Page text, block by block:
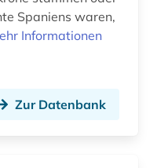
Spaniens waren,
Informationen
Zur Datenbank